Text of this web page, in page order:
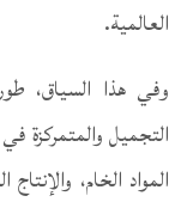
العالمية.
التجميل والمتمركزة
المواد الخام،